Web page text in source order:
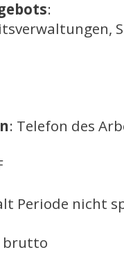
:
: Telefon des
Periode nicht
brutto